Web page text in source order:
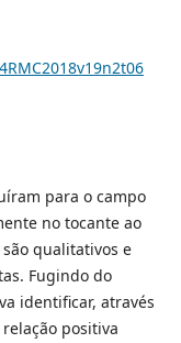
para o campo
no tocante ao
qualitativos e
Fugindo do
identificar, através
positiva